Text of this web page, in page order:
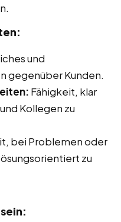
und
gegenüber Kunden.
Fähigkeit, klar
Kollegen zu
bei Problemen oder
zu